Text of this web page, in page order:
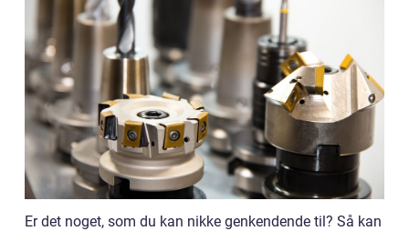
Er det noget, som du kan nikke genkendende til? Så kan